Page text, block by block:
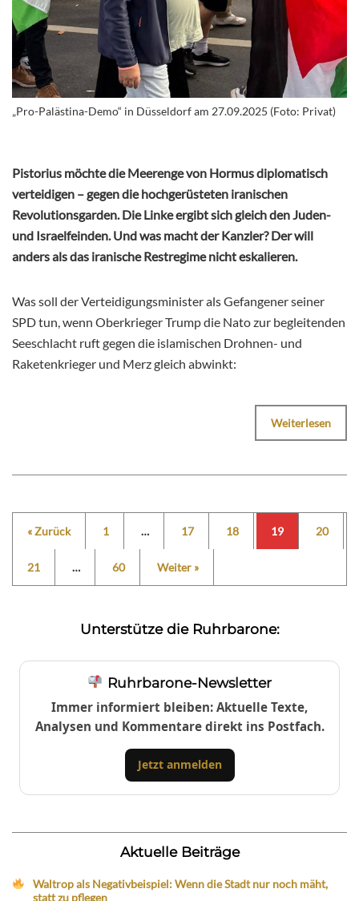
„Pro-Palästina-Demo“ in Düsseldorf am 27.09.2025 (Foto: Privat)
Pistorius möchte die Meerenge von Hormus diplomatisch
verteidigen – gegen die hochgerüsteten iranischen
Revolutionsgarden. Die Linke ergibt sich gleich den Juden-
und Israelfeinden. Und was macht der Kanzler? Der will
anders als das iranische Restregime nicht eskalieren.
Was soll der Verteidigungsminister als Gefangener seiner
SPD tun, wenn Oberkrieger Trump die Nato zur begleitenden
Seeschlacht ruft gegen die islamischen Drohnen- und
Raketenkrieger und Merz gleich abwinkt:
Weiterlesen
« Zurück 1 … 17 18 19 20
21 … 60 Weiter »
Unterstütze die Ruhrbarone:
Ruhrbarone-Newsletter
Immer informiert bleiben: Aktuelle Texte,
Analysen und Kommentare direkt ins Postfach.
Jetzt anmelden
Aktuelle Beiträge
Waltrop als Negativbeispiel: Wenn die Stadt nur noch mäht,
statt zu pflegen